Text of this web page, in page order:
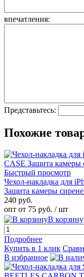
впечатления:
Представьтесь:
Похожие
Быстрый просмотр
Чехол-накладка для
Защита камеры
240 руб.
опт от 75 руб. / шт
В корзину
Подробнее
Купить в 1 клик
В избранное